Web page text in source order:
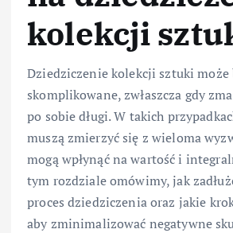
kolekcji
Dziedziczenie kolekcji sztuki może
skomplikowane, zwłaszcza gdy
po sobie długi. W takich
muszą zmierzyć się z wieloma
mogą wpłynąć na wartość i
tym rozdziale omówimy, jak
proces dziedziczenia oraz jakie
aby zminimalizować negatywne